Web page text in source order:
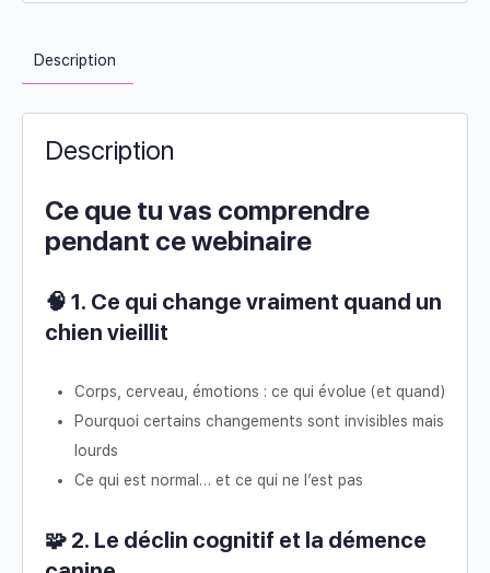
Description
Description
Ce que tu vas comprendre
pendant ce webinaire
🧠 1. Ce qui change vraiment quand un
chien vieillit
Corps, cerveau, émotions : ce qui évolue (et quand)
Pourquoi certains changements sont invisibles mais
lourds
Ce qui est normal… et ce qui ne l’est pas
🧩 2. Le déclin cognitif et la démence